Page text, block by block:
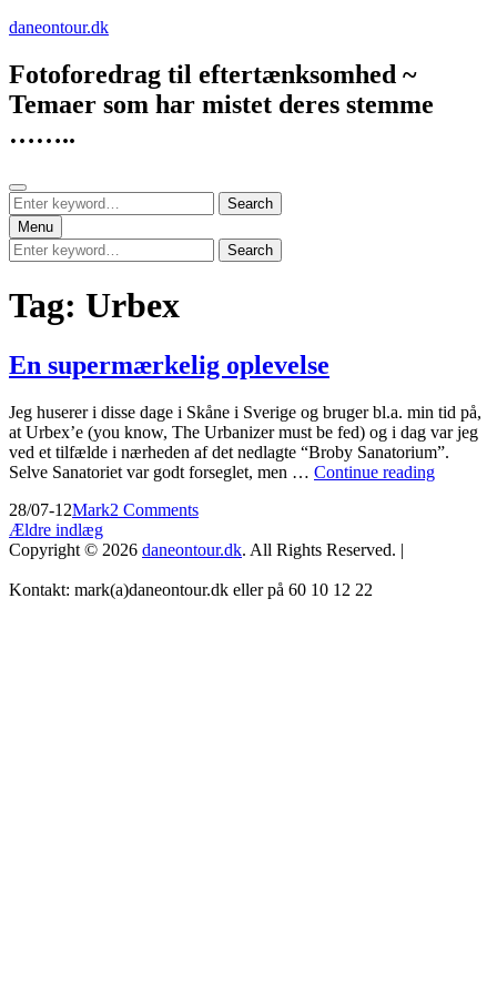
Skip
content
daneontour.dk
Fotoforedrag til eftertænksomhed ~
Temaer som har mistet deres stemme
……..
Search
Search
for:
Search
Menu
Search
for:
Search
Tag: Urbex
En supermærkelig oplevelse
Jeg huserer i disse dage i Skåne i Sverige og bruger bl.a. min tid på,
at Urbex’e (you know, The Urbanizer must be fed) og i dag var jeg
ved et tilfælde i nærheden af det nedlagte “Broby Sanatorium”.
Selve Sanatoriet var godt forseglet, men … Continue readingEn
Posted
on
28/07-12by
Mark2 Comments
Navigation
til
indlæg
Ældre indlæg
Copyright © 2026 daneontour.dk. All Rights Reserved. |
Kontakt: mark(a)daneontour.dk eller på 60 10 12 22